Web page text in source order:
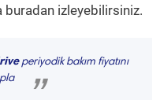
buradan izleyebilirsiniz.
periyodik bakım fiyatını